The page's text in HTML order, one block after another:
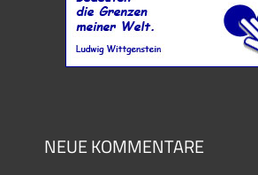
NEUE KOMMENTARE